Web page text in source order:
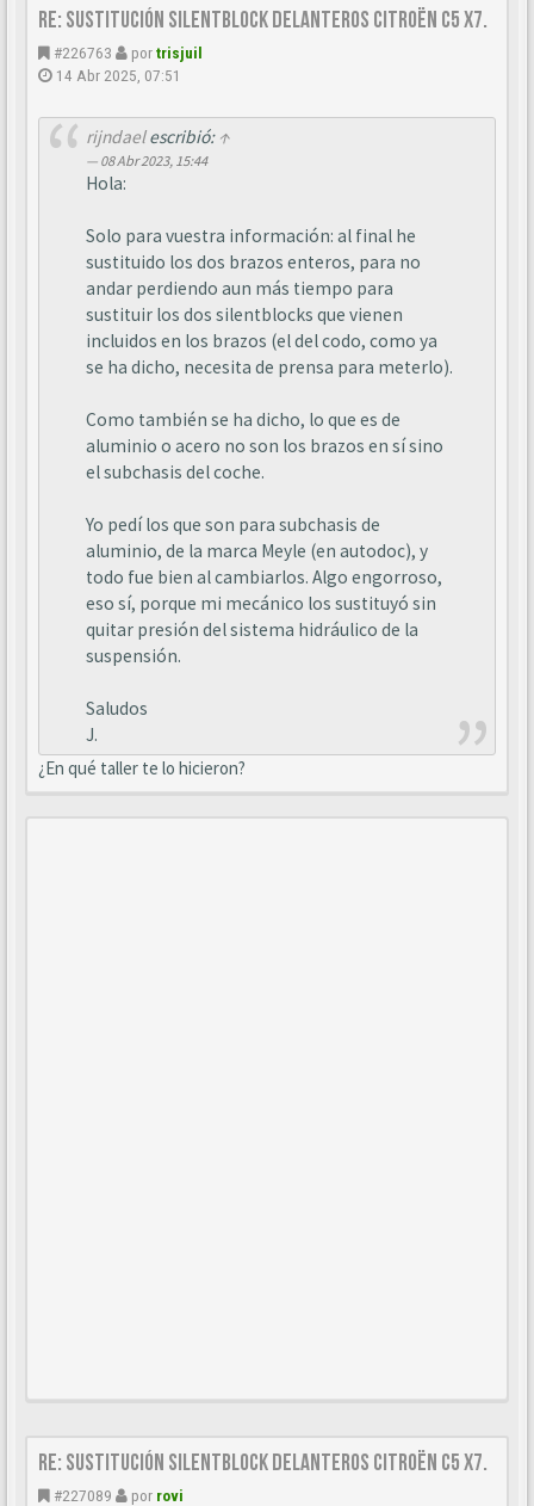
Re: Sustitución SILENTBLOCK delanteros Citroën C5 X7.
#226763 portrisjuil
14 Abr 2025, 07:51
rijndaelescribió: ↑
08 Abr 2023, 15:44
Hola:
Solo para vuestra información: al final he
sustituido los dos brazos enteros, para no
andar perdiendo aun más tiempo para
sustituir los dos silentblocks que vienen
incluidos en los brazos (el del codo, como ya
se ha dicho, necesita de prensa para meterlo).
Como también se ha dicho, lo que es de
aluminio o acero no son los brazos en sí sino
el subchasis del coche.
Yo pedí los que son para subchasis de
aluminio, de la marca Meyle (en autodoc), y
todo fue bien al cambiarlos. Algo engorroso,
eso sí, porque mi mecánico los sustituyó sin
quitar presión del sistema hidráulico de la
suspensión.
Saludos
J.
¿En qué taller te lo hicieron?
Re: Sustitución SILENTBLOCK delanteros Citroën C5 X7.
#227089 por rovi